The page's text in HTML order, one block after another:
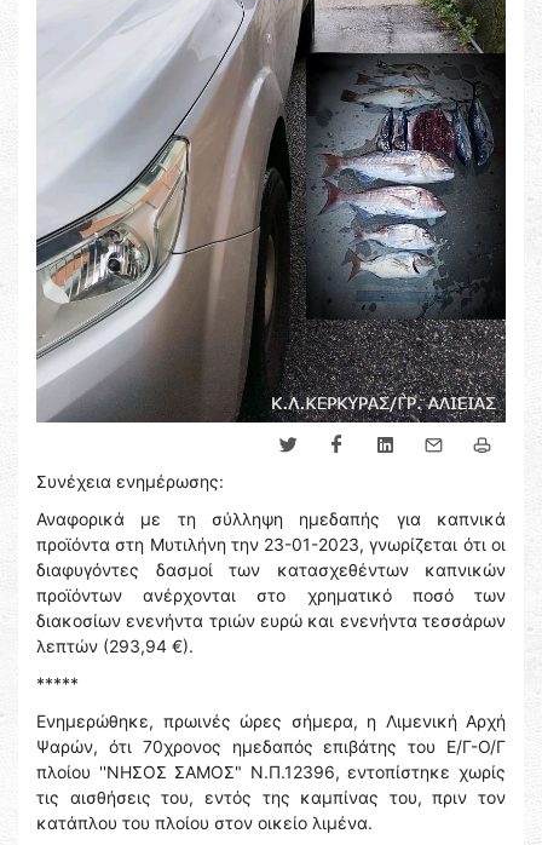
Συνέχεια ενημέρωσης:
Αναφορικά με τη σύλληψη ημεδαπής για καπνικά
προϊόντα στη Μυτιλήνη την 23-01-2023, γνωρίζεται ότι οι
διαφυγόντες δασμοί των κατασχεθέντων καπνικών
προϊόντων ανέρχονται στο χρηματικό ποσό των
διακοσίων ενενήντα τριών ευρώ και ενενήντα τεσσάρων
λεπτών (293,94 €).
*****
Ενημερώθηκε, πρωινές ώρες σήμερα, η Λιμενική Αρχή
Ψαρών, ότι 70χρονος ημεδαπός επιβάτης του Ε/Γ-Ο/Γ
πλοίου ''ΝΗΣΟΣ ΣΑΜΟΣ" Ν.Π.12396, εντοπίστηκε χωρίς
τις αισθήσεις του, εντός της καμπίνας του, πριν τον
κατάπλου του πλοίου στον οικείο λιμένα.